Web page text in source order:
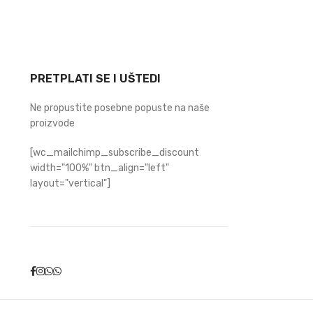
PRETPLATI SE I UŠTEDI
Ne propustite posebne popuste na naše
proizvode
[wc_mailchimp_subscribe_discount
width="100%" btn_align="left"
layout="vertical"]